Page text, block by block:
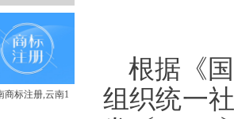
商标注册,云南1
根据《
组织统一